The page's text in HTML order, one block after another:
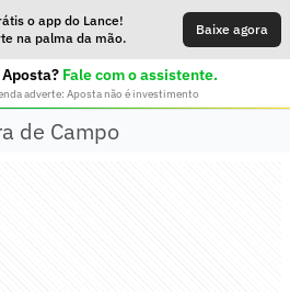
o app do Lance!
na palma da mão.
Baixe agora
Fale com o assistente.
adverte: Aposta não é investimento
de Campo